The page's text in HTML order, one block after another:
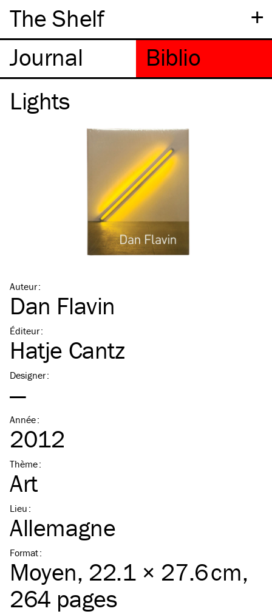
+
The Shelf
Lights
Auteur:
Dan Flavin
Éditeur:
Hatje Cantz
Designer:
—
Année:
2012
Thème:
Art
Lieu :
Allemagne
Format:
Moyen, 22.1 × 27.6 cm,
264 pages